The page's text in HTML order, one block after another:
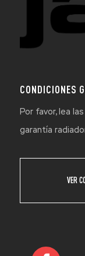
CONDICIONES
Por favor, lea
garantía
VER